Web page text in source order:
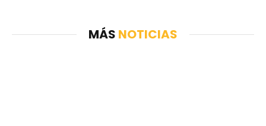
MÁS NOTICIAS